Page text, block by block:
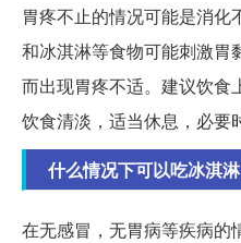
胃疼不止的情况可能是消
和冰淇淋等食物可能刺激胃
而出现胃疼不适。建议饮食
饮食清淡，适当休息，必要
什么情况下可以吃冰淇淋
在无感冒，无胃病等疾病的